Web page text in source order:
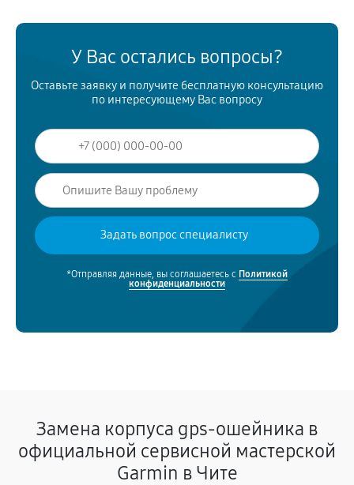
У Вас остались вопросы?
Оставьте заявку и получите бесплатную консультацию
по интересующему Вас вопросу
*Отправляя данные, вы соглашаетесь с Политикой
конфиденциальности
Замена корпуса gps-ошейника в
официальной сервисной мастерской
Garmin в Чите